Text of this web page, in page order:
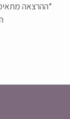
*ההרצאה